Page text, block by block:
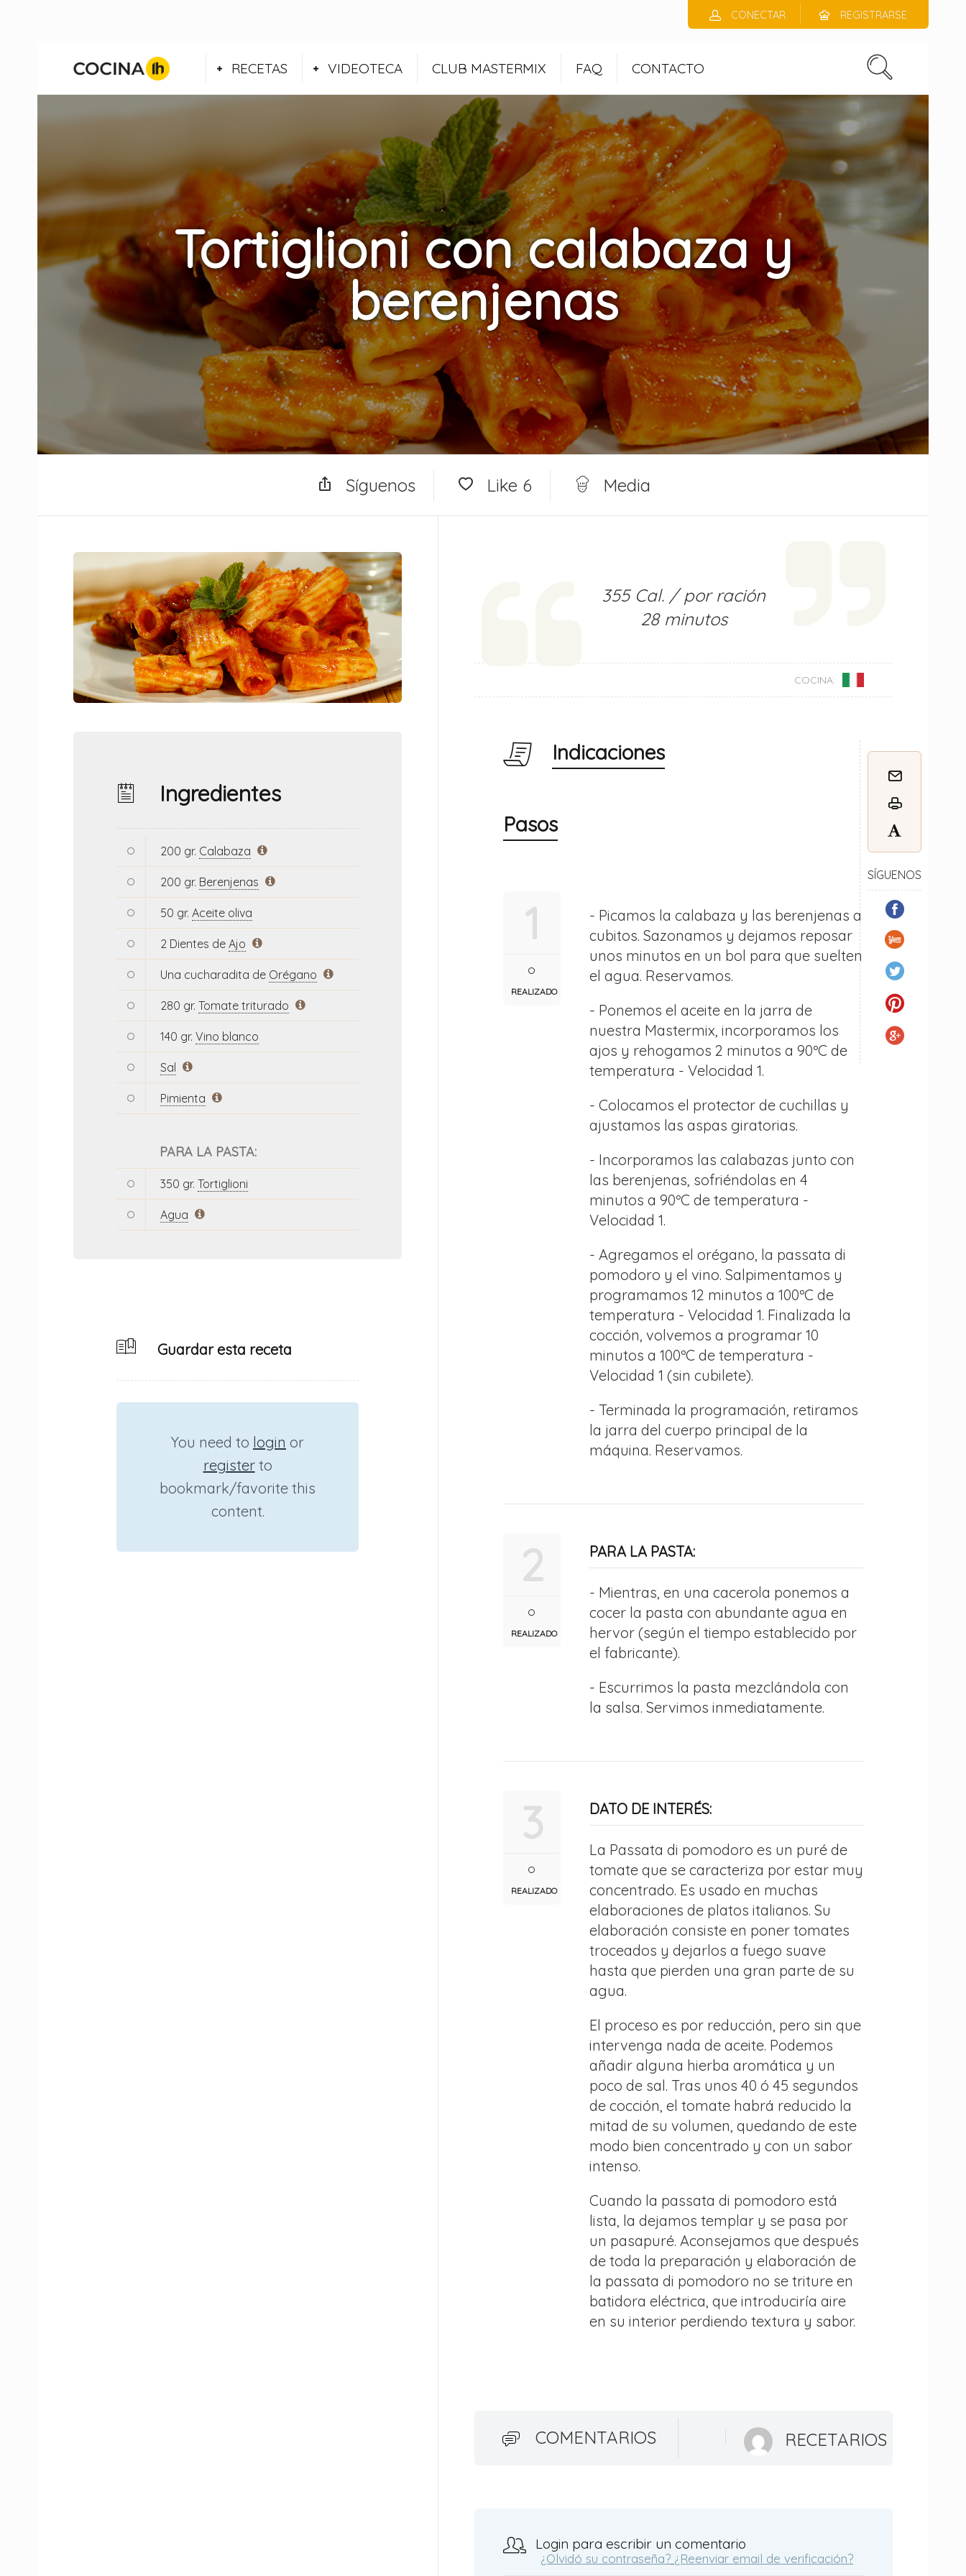
CONECTAR REGISTRARSE
RECETAS VIDEOTECA CLUB MASTERMIX FAQ CONTACTO
Tortiglioni con calabaza y
berenjenas
Síguenos Like 6 Media
Ingredientes
200 gr. Calabaza
200 gr. Berenjenas
50 gr. Aceite oliva
2 Dientes de Ajo
Una cucharadita de Orégano
280 gr. Tomate triturado
140 gr. Vino blanco
Sal
Pimienta
PARA LA PASTA:
350 gr. Tortiglioni
Agua
Guardar esta receta
You need to login or
registerto
bookmark/favorite this
content.
355 Cal. / por ración
28 minutos
COCINA:
Indicaciones
SÍGUENOS
Pasos
1
REALIZADO
- Picamos la calabaza y las berenjenas a
cubitos. Sazonamos y dejamos reposar
unos minutos en un bol para que suelten
el agua. Reservamos.
- Ponemos el aceite en la jarra de
nuestra Mastermix, incorporamos los
ajos y rehogamos 2 minutos a 90ºC de
temperatura - Velocidad 1.
- Colocamos el protector de cuchillas y
ajustamos las aspas giratorias.
- Incorporamos las calabazas junto con
las berenjenas, sofriéndolas en 4
minutos a 90ºC de temperatura -
Velocidad 1.
- Agregamos el orégano, la passata di
pomodoro y el vino. Salpimentamos y
programamos 12 minutos a 100ºC de
temperatura - Velocidad 1. Finalizada la
cocción, volvemos a programar 10
minutos a 100ºC de temperatura -
Velocidad 1 (sin cubilete).
- Terminada la programación, retiramos
la jarra del cuerpo principal de la
máquina. Reservamos.
2
REALIZADO
PARA LA PASTA:
- Mientras, en una cacerola ponemos a
cocer la pasta con abundante agua en
hervor (según el tiempo establecido por
el fabricante).
- Escurrimos la pasta mezclándola con
la salsa. Servimos inmediatamente.
3
REALIZADO
DATO DE INTERÉS:
La Passata di pomodoro es un puré de
tomate que se caracteriza por estar muy
concentrado. Es usado en muchas
elaboraciones de platos italianos. Su
elaboración consiste en poner tomates
troceados y dejarlos a fuego suave
hasta que pierden una gran parte de su
agua.
El proceso es por reducción, pero sin que
intervenga nada de aceite. Podemos
añadir alguna hierba aromática y un
poco de sal. Tras unos 40 ó 45 segundos
de cocción, el tomate habrá reducido la
mitad de su volumen, quedando de este
modo bien concentrado y con un sabor
intenso.
Cuando la passata di pomodoro está
lista, la dejamos templar y se pasa por
un pasapuré. Aconsejamos que después
de toda la preparación y elaboración de
la passata di pomodoro no se triture en
batidora eléctrica, que introduciría aire
en su interior perdiendo textura y sabor.
COMENTARIOS RECETARIOS
Login para escribir un comentario
¿Olvidó su contraseña? ¿Reenviar email de verificación?